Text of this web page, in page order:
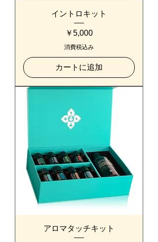
イントロキット
価格
￥5,000
消費税込み
カートに追加
アロマタッチキット